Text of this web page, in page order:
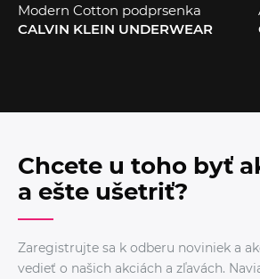
Modern Cotton podprsenka
CALVIN KLEIN UNDERWEAR
Chcete u toho byť
a ešte ušetriť?
Zaregistrujte sa k odberu noviniek a
vedieť o našich akciách a zľavách.